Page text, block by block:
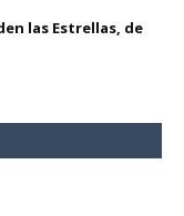
las Estrellas, de